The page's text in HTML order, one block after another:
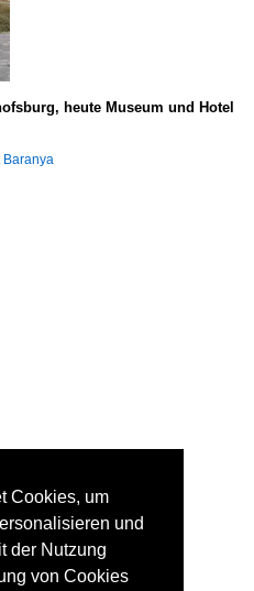
heute Museum und Hotel
Baranya
Cookies, um
und
der Nutzung
von Cookies